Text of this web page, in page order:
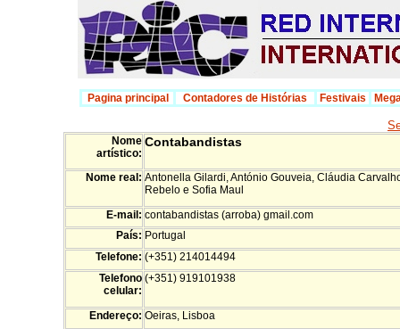
Pagina principal Contadores de Histórias Festivais
Nome
artístico:
Contabandistas
Nome real: Antonella Gilardi, António Gouveia, Cláudia
Rebelo e Sofia Maul
E-mail: contabandistas (arroba) gmail.com
País: Portugal
Telefone: (+351) 214014494
Telefono
celular:
(+351) 919101938
Endereço: Oeiras, Lisboa